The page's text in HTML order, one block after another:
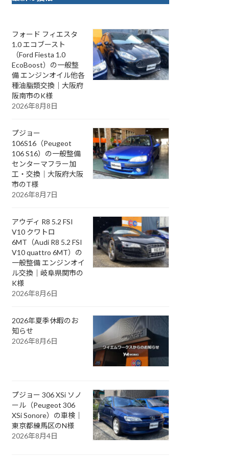
フォード フィエスタ
1.0 エコブースト
（Ford Fiesta 1.0
EcoBoost）の一般整
備 エンジンオイル他各
種油脂類交換｜大阪府
阪南市のK様
2026年8月8日
プジョー
106S16（Peugeot
106 S16）の一般整備
センターマフラー加
工・交換｜大阪府大阪
市のT様
2026年8月7日
アウディ R8 5.2 FSI
V10 クワトロ
6MT（Audi R8 5.2 FSI
V10 quattro 6MT）の
一般整備 エンジンオイ
ル交換｜岐阜県関市の
K様
2026年8月6日
2026年夏季休暇のお
知らせ
2026年8月6日
プジョー 306 XSi ソノ
ール（Peugeot 306
XSi Sonore）の車検｜
東京都練馬区のN様
2026年8月4日